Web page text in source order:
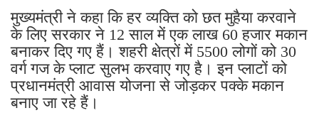
मुख्यमंत्री ने कहा कि हर व्यक्ति को छत मुहैया करवाने
के लिए सरकार ने 12 साल में एक लाख 60 हजार मकान
बनाकर दिए गए हैं। शहरी क्षेत्रों में 5500 लोगों को 30
वर्ग गज के प्लाट सुलभ करवाए गए है। इन प्लाटों को
प्रधानमंत्री आवास योजना से जोड़कर पक्के मकान
बनाए जा रहे हैं।